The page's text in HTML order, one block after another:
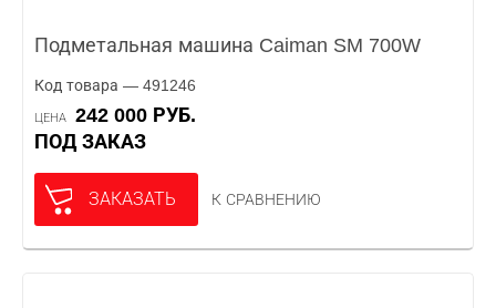
Подметальная машина Caiman SM 700W
Код товара — 491246
ЦЕНА
242 000 РУБ.
ПОД ЗАКАЗ
ЗАКАЗАТЬ К СРАВНЕНИЮ